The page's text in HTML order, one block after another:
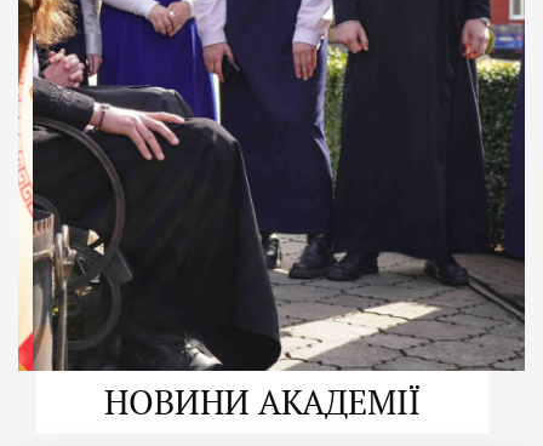
ВПБА — спільнота, де
формується
покликання
Читати більше
НОВИНИ АКАДЕМІЇ